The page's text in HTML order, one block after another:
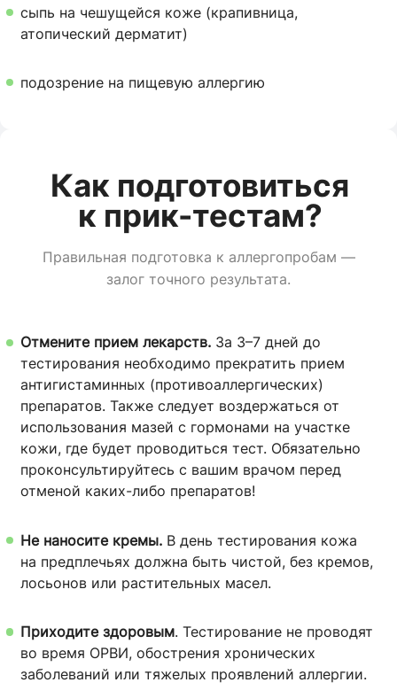
сыпь на чешущейся коже (крапивница,
атопический дерматит)
подозрение на пищевую аллергию
Как подготовиться
к прик-тестам?
Правильная подготовка к аллергопробам —
залог точного результата.
Отмените прием лекарств. За 3–7 дней до
тестирования необходимо прекратить прием
антигистаминных (противоаллергических)
препаратов. Также следует воздержаться от
использования мазей с гормонами на участке
кожи, где будет проводиться тест. Обязательно
проконсультируйтесь с вашим врачом перед
отменой каких-либо препаратов!
Не наносите кремы. В день тестирования кожа
на предплечьях должна быть чистой, без кремов,
лосьонов или растительных масел.
Приходите здоровым. Тестирование не проводят
во время ОРВИ, обострения хронических
заболеваний или тяжелых проявлений аллергии.